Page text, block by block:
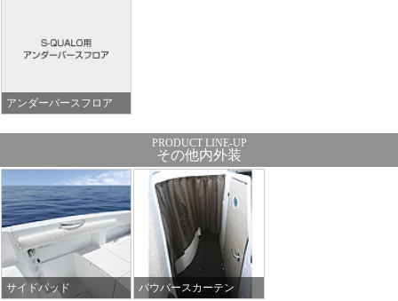
アンダーバースフロア
その他内外装
サイドパッド バウバースカーテン